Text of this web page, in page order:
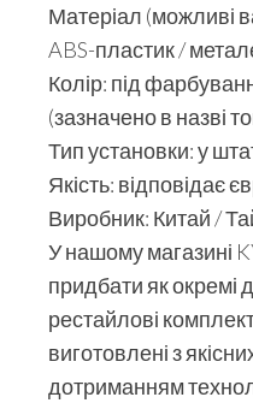
Матеріал (можливі
ABS-пластик /
Колір: під
(зазначено в назві
Тип установки: у
Якість: відповідає
Виробник: Китай /
У нашому магазині
придбати як окремі
рестайлові
виготовлені з
дотриманням